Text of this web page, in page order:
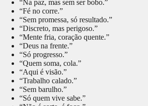
“Na paz, mas sem ser bobo.”
“Fé no corre.”
“Sem promessa, só resultado.”
“Discreto, mas perigoso.”
“Mente fria, coração quente.”
“Deus na frente.”
“Só progresso.”
“Quem soma, cola.”
“Aqui é visão.”
“Trabalho calado.”
“Sem barulho.”
“Só quem vive sabe.”